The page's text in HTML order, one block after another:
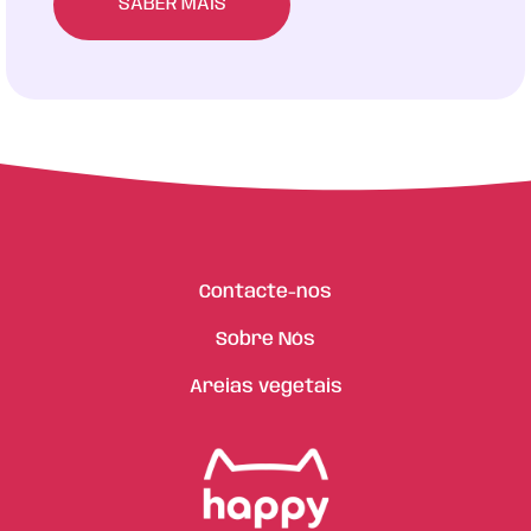
SABER MAIS
Contacte-nos
Sobre Nós
Areias vegetais